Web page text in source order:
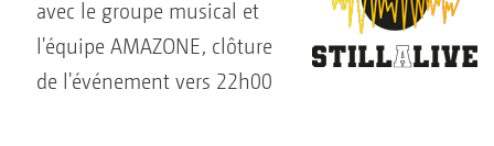
avec le groupe musical et
l'équipe AMAZONE, clôture
de l'événement vers 22h00